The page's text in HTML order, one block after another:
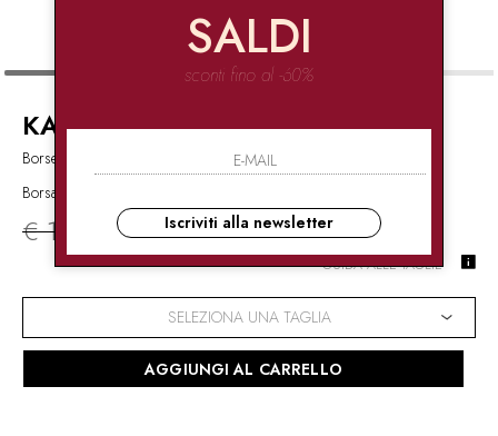
KARL LAGERFELD JEANS
Borse e zaini,Borse
Borsa piccola con logo
€ 129.00 -50% € 64.50
GUIDA ALLE TAGLIE
SELEZIONA UNA TAGLIA
AGGIUNGI AL CARRELLO
SALDI
sconti fino al -60%
Iscriviti alla newsletter